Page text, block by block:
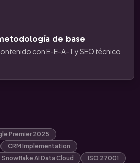
de base
con E-E-A-T y SEO técnico
Premier 2025
CRM Implementation
Snowflake AI Data Cloud ISO 27001